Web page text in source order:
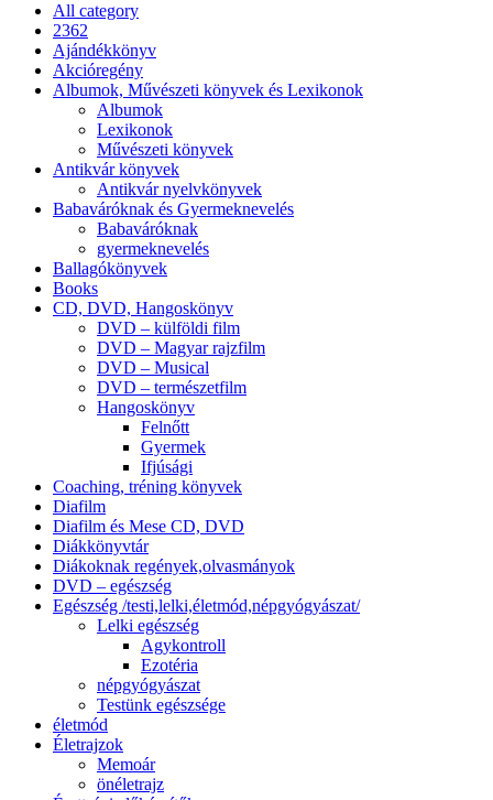
All category
2362
Ajándékkönyv
Akcióregény
Albumok, Művészeti könyvek és Lexikonok
Albumok
Lexikonok
Művészeti könyvek
Antikvár könyvek
Antikvár nyelvkönyvek
Babaváróknak és Gyermeknevelés
Babaváróknak
gyermeknevelés
Ballagókönyvek
Books
CD, DVD, Hangoskönyv
DVD – külföldi film
DVD – Magyar rajzfilm
DVD – Musical
DVD – természetfilm
Hangoskönyv
Felnőtt
Gyermek
Ifjúsági
Coaching, tréning könyvek
Diafilm
Diafilm és Mese CD, DVD
Diákkönyvtár
Diákoknak regények,olvasmányok
DVD – egészség
Egészség /testi,lelki,életmód,népgyógyászat/
Lelki egészség
Agykontroll
Ezotéria
népgyógyászat
Testünk egészsége
életmód
Életrajzok
Memoár
önéletrajz